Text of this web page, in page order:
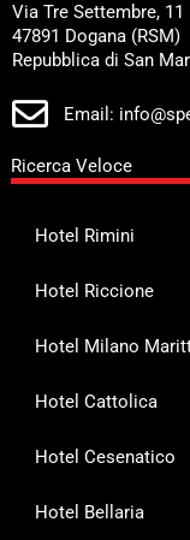
Via Tre Settembre, 11
47891 Dogana (RSM)
Repubblica di San
Email:
Ricerca Veloce
Hotel Rimini
Hotel Riccione
Hotel Milano
Hotel Cattolica
Hotel Cesenatico
Hotel Bellaria